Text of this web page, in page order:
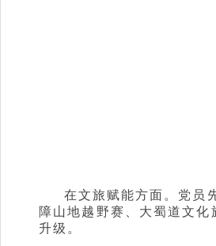
在文旅赋能方面。党员
障山地越野赛、大蜀道文
升级。